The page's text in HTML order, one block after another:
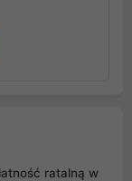
ratalną w